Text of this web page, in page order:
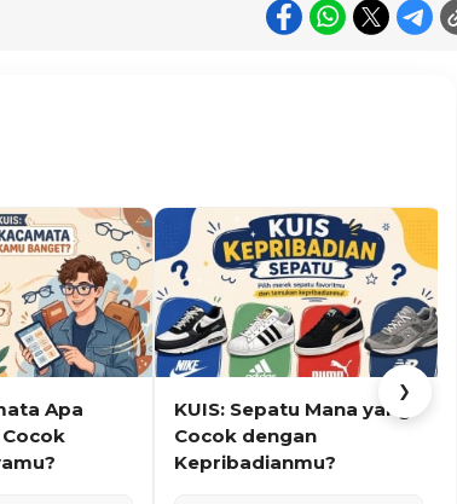
Apa
KUIS: Sepatu Mana yang
Cocok dengan
Kepribadianmu?
❯